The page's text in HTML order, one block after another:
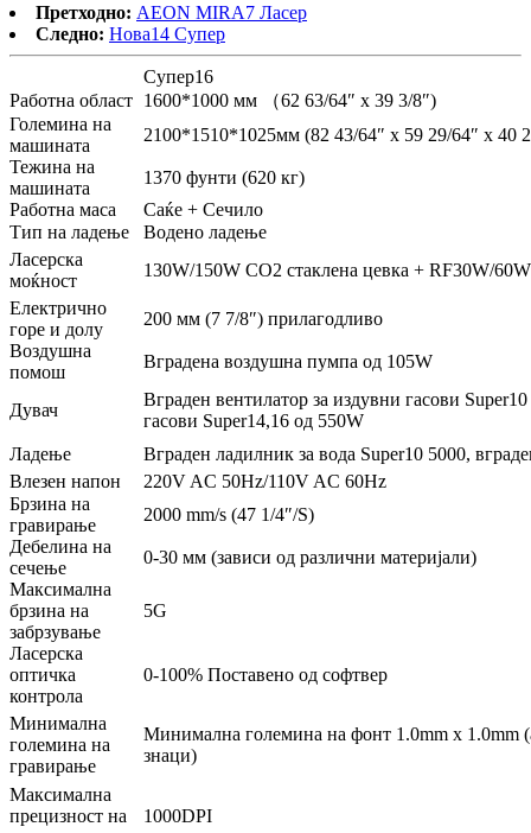
Претходно: AEON MIRA7 Ласер
Следно: Нова14 Супер
Супер16
Работна област 1600*1000 мм （62 63/64″ x 39 3/8″)
Големина на
машината
2100*1510*1025мм (82 43/64″ x 59 29/64″ x 40
Тежина на
машината
1370 фунти (620 кг)
Работна маса
Саќе + Сечило
Тип на ладење
Водено ладење
Ласерска
моќност
130W/150W CO2 стаклена цевка + RF30W/
Електрично
горе и долу
200 мм (7 7/8″) прилагодливо
Воздушна
помош
Вградена воздушна пумпа од 105W
Дувач
Вграден вентилатор за издувни гасови
гасови Super14,16 од 550W
Ладење
Вграден ладилник за вода Super10 5000,
Влезен напон
220V AC 50Hz/110V AC 60Hz
Брзина на
гравирање
2000 mm/s (47 1/4″/S)
Дебелина на
сечење
0-30 мм (зависи од различни материјали)
Максимална
брзина на
забрзување
5G
Ласерска
оптичка
контрола
0-100% Поставено од софтвер
Минимална
големина на
гравирање
Минимална големина на фонт 1.0mm x 1.0mm
знаци)
Максимална
прецизност на
1000DPI